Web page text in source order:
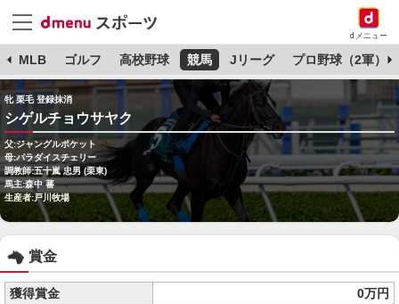
dメニュー
MLB ゴルフ 高校野球 競馬 Jリーグ プロ野球（2軍）
牝 栗毛 登録抹消
シゲルチョウサヤク
父:ジャングルポケット
母:パラダイスチェリー
調教師:五十嵐 忠男 (栗東)
馬主:森中 蕃
生産者:戸川牧場
賞金
獲得賞金
0万円